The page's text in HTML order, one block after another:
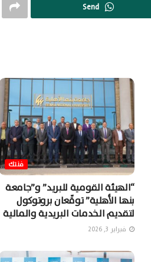
Send
فنتك
“الهيئة القومية للبريد” و”جامعة
بنها الأهلية” توقّعان بروتوكول
لتقديم الخدمات البريدية والمالية
فبراير 3, 2026